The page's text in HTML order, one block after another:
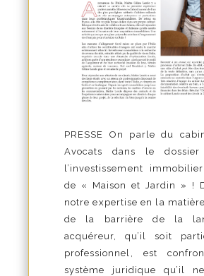
PRESSE On parle du
Avocats dans le
l’investissement
de « Maison et Jardin » !
notre expertise en la
de la barrière de la
acquéreur, qu’il soit
professionnel, est
système juridique qu’il